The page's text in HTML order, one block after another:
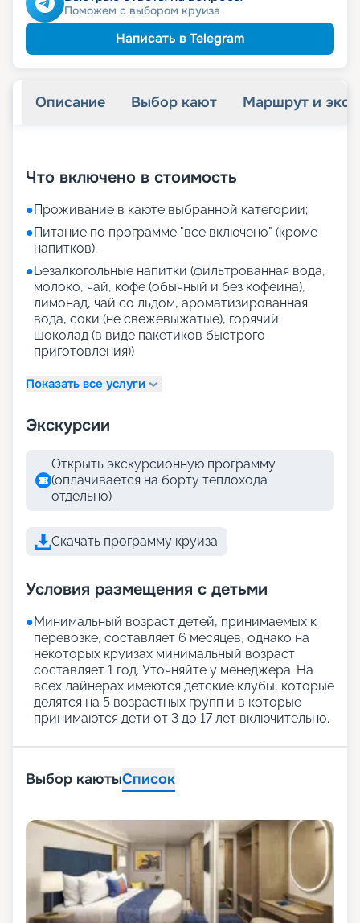
Поможем с выбором круиза
Написать в Telegram
Описание Выбор кают Маршрут и
Что включено в стоимость
●Проживание в каюте выбранной категории;
●Питание по программе "все включено" (кроме
напитков);
●Безалкогольные напитки (фильтрованная вода,
молоко, чай, кофе (обычный и без кофеина),
лимонад, чай со льдом, ароматизированная
вода, соки (не свежевыжатые), горячий
шоколад (в виде пакетиков быстрого
приготовления))
Показать все услуги
Экскурсии
Открыть экскурсионную программу
(оплачивается на борту теплохода
отдельно)
Скачать программу круиза
Условия размещения с детьми
●Минимальный возраст детей, принимаемых к
перевозке, составляет 6 месяцев, однако на
некоторых круизах минимальный возраст
составляет 1 год. Уточняйте у менеджера. На
всех лайнерах имеются детские клубы, которые
делятся на 5 возрастных групп и в которые
принимаются дети от 3 до 17 лет включительно.
Выбор каютыСписок